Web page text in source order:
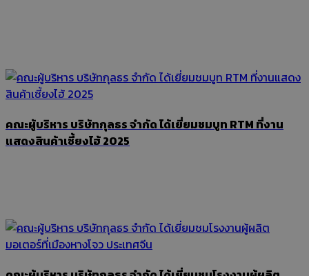
คณะผู้บริหาร บริษัทกุลธร จำกัด ได้เยี่ยมชมบูท RTM ที่งาน
แสดงสินค้าเซี้ยงไฮ้ 2025